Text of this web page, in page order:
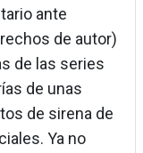
ante
de autor)
de las series
de unas
de sirena de
Ya no